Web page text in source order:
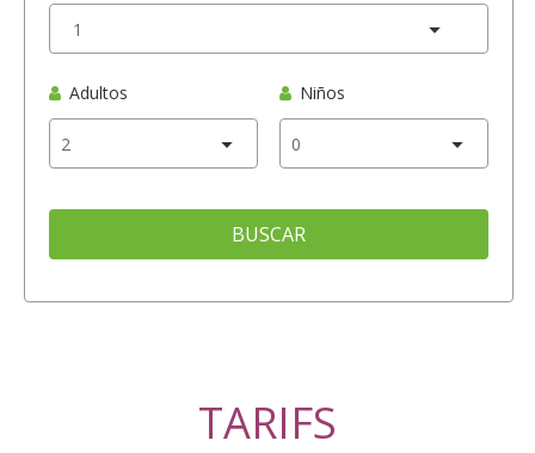
Adultos Niños
BUSCAR
TARIFS